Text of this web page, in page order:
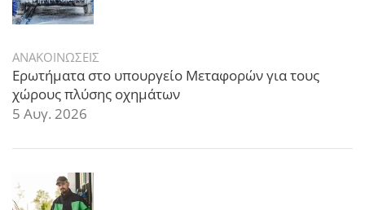
ΑΝΑΚΟΙΝΩΣΕΙΣ
Ερωτήματα στο υπουργείο Μεταφορών για τους
χώρους πλύσης οχημάτων
5 Αυγ. 2026